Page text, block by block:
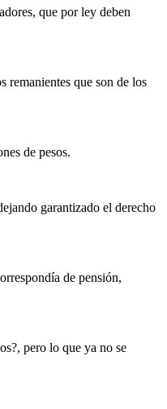
que por ley deben
remanientes que son de los
de pesos.
garantizado el derecho
de pensión,
pero lo que ya no se